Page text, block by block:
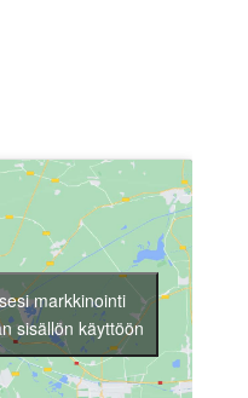
markkinointi
sisällön käyttöön